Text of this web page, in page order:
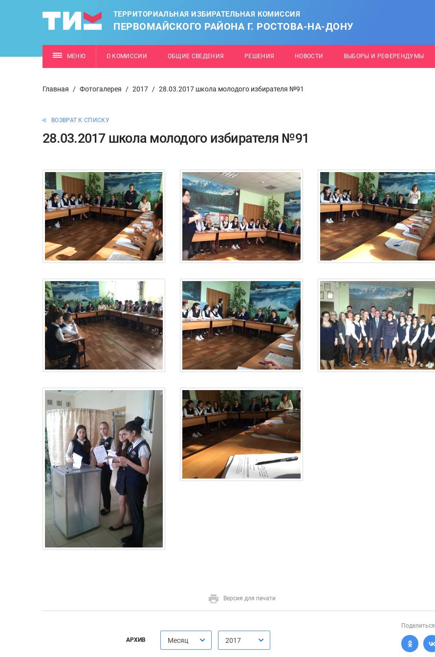
ТЕРРИТОРИАЛЬНАЯ ИЗБИРАТЕЛЬНАЯ КОМИССИЯ
ПЕРВОМАЙСКОГО РАЙОНА Г. РОСТОВА-НА-ДОНУ
МЕНЮ О КОМИССИИ ОБЩИЕ СВЕДЕНИЯ РЕШЕНИЯ НОВОСТИ ВЫБОРЫ И РЕФЕРЕНДУМЫ
Главная / Фотогалерея / 2017 / 28.03.2017 школа молодого избирателя №91
ВОЗВРАТ К СПИСКУ
28.03.2017 школа молодого избирателя №91
Версия для печати
АРХИВ Месяц 2017
Поделиться